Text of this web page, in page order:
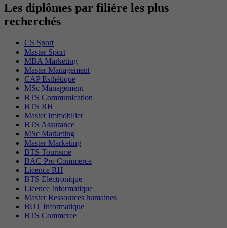
Les diplômes par filière les plus
recherchés
CS Sport
Master Sport
MBA Marketing
Master Management
CAP Esthétique
MSc Management
BTS Communication
BTS RH
Master Immobilier
BTS Assurance
MSc Marketing
Master Marketing
BTS Tourisme
BAC Pro Commerce
Licence RH
BTS Electronique
Licence Informatique
Master Ressources humaines
BUT Informatique
BTS Commerce